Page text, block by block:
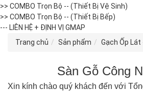
>> COMBO Trọn Bộ -- (Thiết Bị Vệ Sinh)
>> COMBO Trọn Bộ -- (Thiết Bị Bếp)
--- LIÊN HỆ + ĐỊNH VỊ GMAP
Trang chủ
Sản phẩm Gạch Ốp Lát
Sàn Gỗ Công
Xin kính chào quý khách đến với